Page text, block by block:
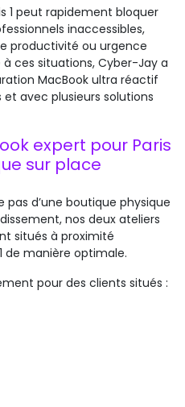
1 peut rapidement bloquer
inaccessibles,
productivité ou urgence
ces situations, Cyber-Jay a
MacBook ultra réactif
et avec plusieurs solutions
expert pour Paris
sur place
pas d’une boutique physique
nos deux ateliers
situés à proximité
de manière optimale.
pour des clients situés :